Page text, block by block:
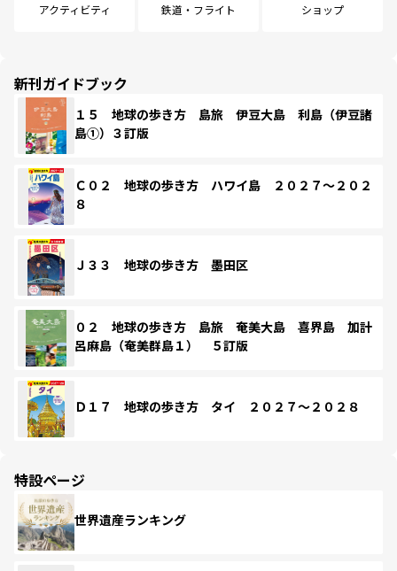
アクティビティ 鉄道・フライト ショップ
新刊ガイドブック
１５ 地球の歩き方 島旅 伊豆大島 利島（伊豆諸
島①）３訂版
Ｃ０２ 地球の歩き方 ハワイ島 ２０２７～２０２
８
Ｊ３３ 地球の歩き方 墨田区
０２ 地球の歩き方 島旅 奄美大島 喜界島 加計
呂麻島（奄美群島１） ５訂版
Ｄ１７ 地球の歩き方 タイ ２０２７～２０２８
特設ページ
世界遺産ランキング